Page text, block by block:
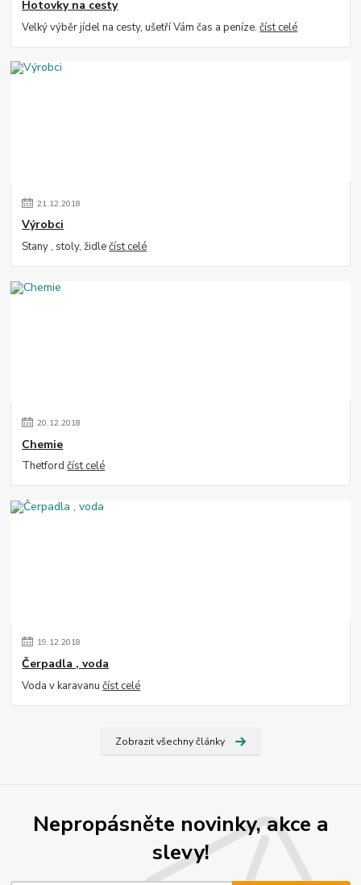
Hotovky na cesty
Velký výběr jídel na cesty, ušetří Vám čas a peníze.číst celé
21.12.2018
Výrobci
Stany , stoly, židlečíst celé
20.12.2018
Chemie
Thetfordčíst celé
19.12.2018
Čerpadla , voda
Voda v karavanučíst celé
Zobrazit všechny články
Nepropásněte novinky, akce a
slevy!